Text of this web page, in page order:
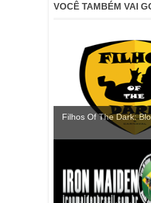
VOCÊ TAMBÉM VAI
Filhos Of The Dark: